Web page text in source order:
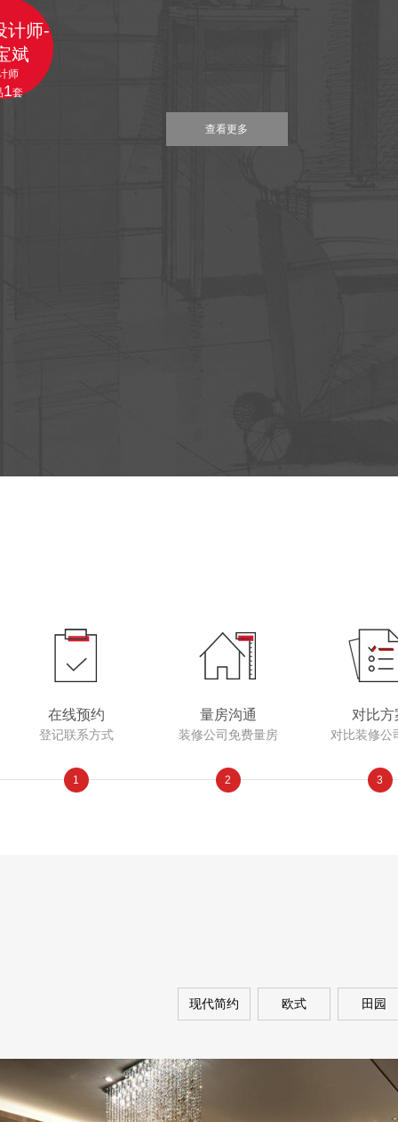
查看更多
查看更多
查看更多
计师-
斌
师
1套
查看更多
查看更多
查看更多
查看更多
在线预约
登记联系方式
量房沟通
装修公司免费量房
对比方
对比装修公
1 2 3
现代简约 欧式 田园